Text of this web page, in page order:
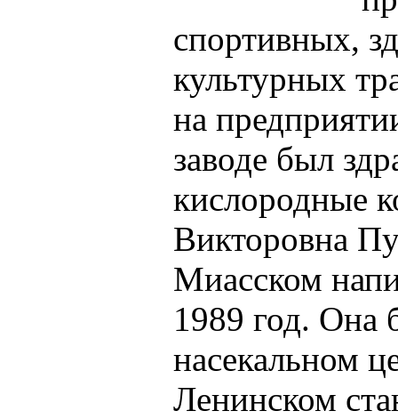
спортивных,
культурных
на
заводе был
кислородные
Викторовна
Миасском
1989 год. Она
насекальном
Ленинском